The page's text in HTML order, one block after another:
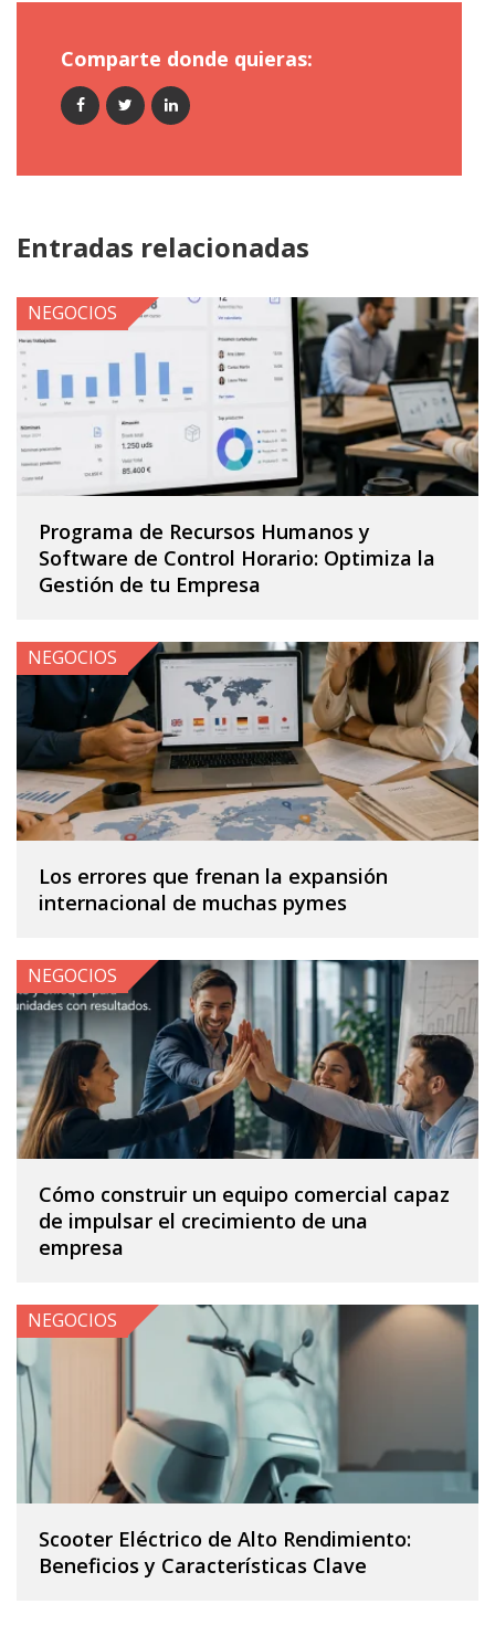
Comparte donde quieras:
Entradas relacionadas
Programa de Recursos Humanos y
Software de Control Horario: Optimiza la
Gestión de tu Empresa
NEGOCIOS
Los errores que frenan la expansión
internacional de muchas pymes
NEGOCIOS
Cómo construir un equipo comercial capaz
de impulsar el crecimiento de una
empresa
NEGOCIOS
Scooter Eléctrico de Alto Rendimiento:
Beneficios y Características Clave
NEGOCIOS